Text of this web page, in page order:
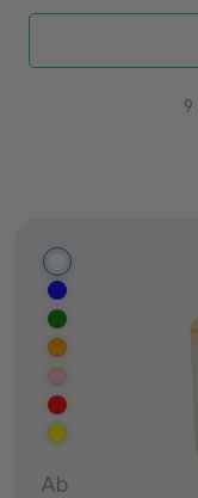
9
Ab